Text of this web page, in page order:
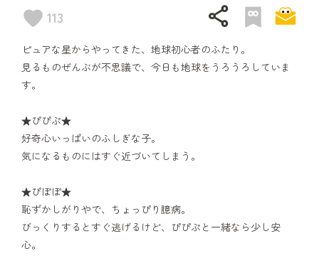
113 share
ピュアな星からやってきた、地球初心者のふたり。
見るものぜんぶが不思議で、今日も地球をうろうろしていま
す。
★ぴぴぷ★
好奇心いっぱいのふしぎな子。
気になるものにはすぐ近づいてしまう。
★ぴぽぽ★
恥ずかしがりやで、ちょっぴり臆病。
びっくりするとすぐ逃げるけど、ぴぴぷと一緒なら少し安
心。